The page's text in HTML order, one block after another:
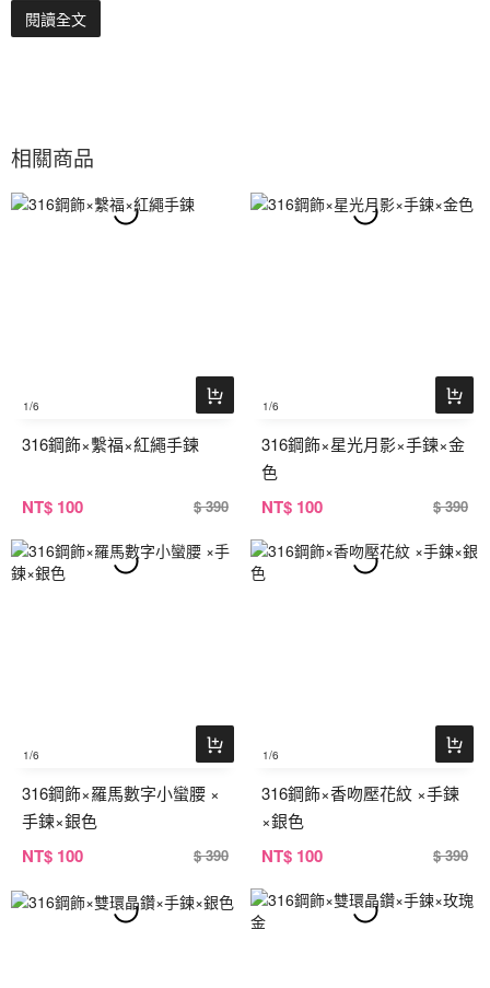
閱讀全文
相關商品
1/6
316鋼飾×繫福×紅繩手鍊
NT$ 100 $ 390
1/6
316鋼飾×星光月影×手鍊×金
色
NT$ 100 $ 390
1/6
316鋼飾×羅馬數字小蠻腰 ×
手鍊×銀色
NT$ 100 $ 390
1/6
316鋼飾×香吻壓花紋 ×手鍊
×銀色
NT$ 100 $ 390